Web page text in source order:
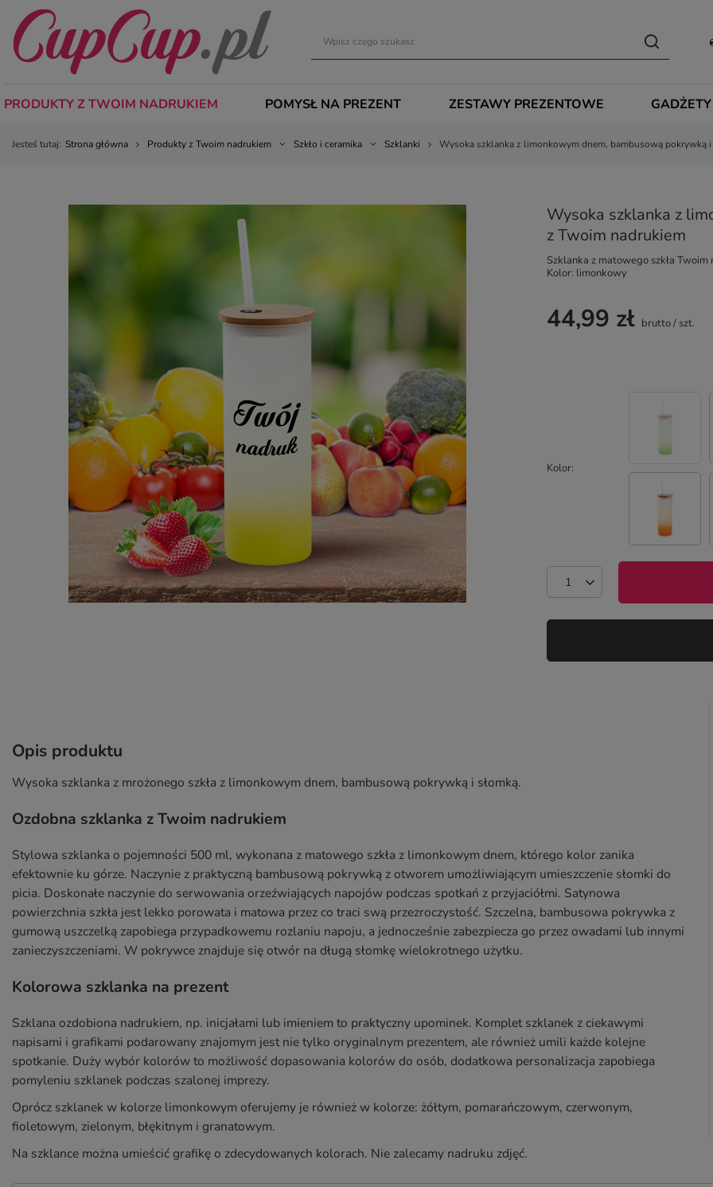
PRODUKTY Z TWOIM NADRUKIEM POMYSŁ NA PREZENT ZESTAWY PREZENTOWE
Jesteś tutaj: Strona główna Produkty z Twoim nadrukiem Szkło i ceramika Szklanki Wysoka szklanka z limonkowym dnem, bambusową pokrywką i
Wysoka szklanka z
z Twoim nadrukiem
Szklanka z matowego szkła Twoim
Kolor: limonkowy
Kolor
44,99 zł brutto/ szt.
Opis produktu
Wysoka szklanka z mrożonego szkła z limonkowym dnem, bambusową pokrywką i słomką.
Ozdobna szklanka z Twoim nadrukiem
Stylowa szklanka o pojemności 500 ml, wykonana z matowego szkła z limonkowym dnem, którego kolor zanika
efektownie ku górze. Naczynie z praktyczną bambusową pokrywką z otworem umożliwiającym umieszczenie słomki do
picia. Doskonałe naczynie do serwowania orzeźwiających napojów podczas spotkań z przyjaciółmi. Satynowa
powierzchnia szkła jest lekko porowata i matowa przez co traci swą przezroczystość. Szczelna, bambusowa pokrywka z
gumową uszczelką zapobiega przypadkowemu rozlaniu napoju, a jednocześnie zabezpiecza go przez owadami lub innymi
zanieczyszczeniami. W pokrywce znajduje się otwór na długą słomkę wielokrotnego użytku.
Kolorowa szklanka na prezent
Szklana ozdobiona nadrukiem, np. inicjałami lub imieniem to praktyczny upominek. Komplet szklanek z ciekawymi
napisami i grafikami podarowany znajomym jest nie tylko oryginalnym prezentem, ale również umili każde kolejne
spotkanie. Duży wybór kolorów to możliwość dopasowania kolorów do osób, dodatkowa personalizacja zapobiega
pomyleniu szklanek podczas szalonej imprezy.
Oprócz szklanek w kolorze limonkowym oferujemy je również w kolorze: żółtym, pomarańczowym, czerwonym,
fioletowym, zielonym, błękitnym i granatowym.
Na szklance można umieścić grafikę o zdecydowanych kolorach. Nie zalecamy nadruku zdjęć.